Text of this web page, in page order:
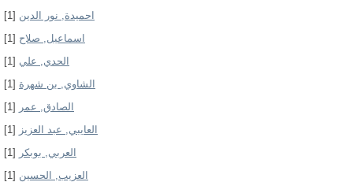
احميدة, نور الدين [1]
اسماعيل, صلاح [1]
الحدي, علي [1]
الشاوي, بن شهرة [1]
الصادق, عمر
[1]
العايبي, عبد العزيز
[1]
العربي, بوبكر
[1]
العزيب, الحسين [1]